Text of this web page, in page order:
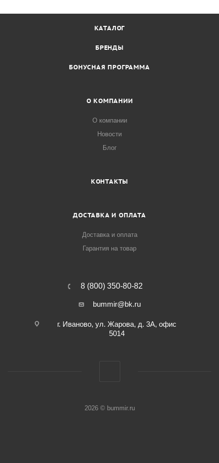
КАТАЛОГ
БРЕНДЫ
БОНУСНАЯ ПРОГРАММА
О КОМПАНИИ
О компании
Новости
Блог
КОНТАКТЫ
ДОСТАВКА И ОПЛАТА
Доставка и оплата
Гарантия на товар
8 (800) 350-80-82
bummir@bk.ru
г. Иваново, ул. Жарова, д. 3А, офис
5014
2026 © bummir.ru